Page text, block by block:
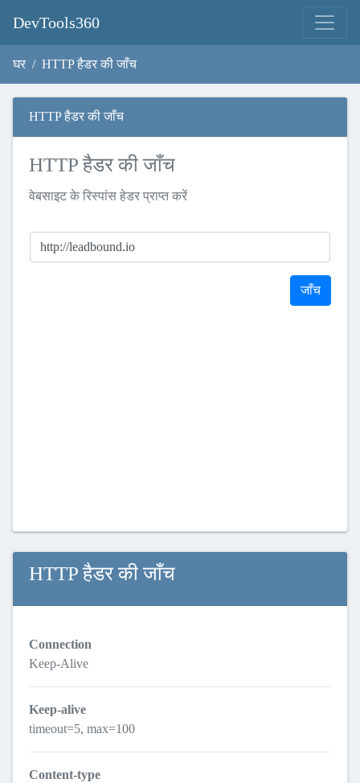
DevTools360
घर HTTP हैडर की जाँच
HTTP हैडर की जाँच
HTTP हैडर की जाँच
वेबसाइट के रिस्पांस हेडर प्राप्त करें
जाँच
HTTP हैडर की जाँच
Connection
Keep-Alive
Keep-alive
timeout=5, max=100
Content-type